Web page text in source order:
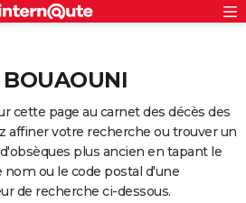
cette page au carnet des décès des
affiner votre recherche ou trouver un
plus ancien en tapant le
ou le code postal d'une
de recherche ci-dessous.